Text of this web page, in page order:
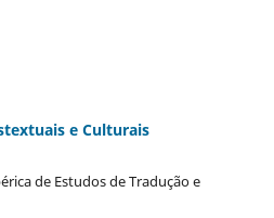
e Culturais
de Estudos de Tradução e